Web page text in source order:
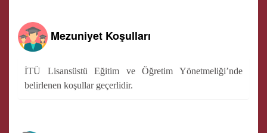
Mezuniyet Koşulları
İTÜ Lisansüstü Eğitim ve Öğretim Yönetmeliği’nde
belirlenen koşullar geçerlidir.